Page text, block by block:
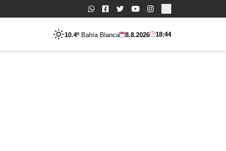
Buscar:
10.4º Bahía Blanca 8.8.2026 18:44